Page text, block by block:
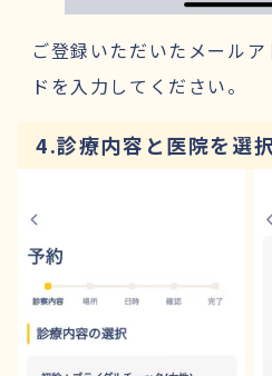
ご登録いただいたメール
ドを入力してください。
4.診療内容と医院を選